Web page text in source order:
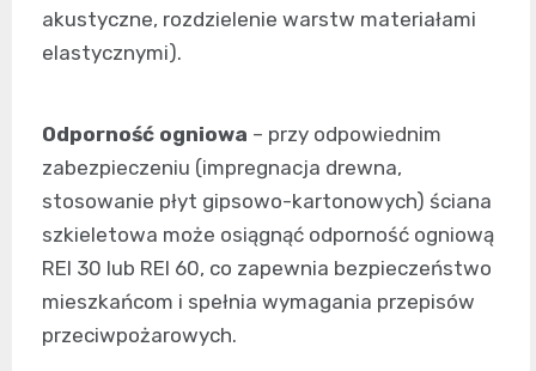
akustyczne, rozdzielenie warstw materiałami
elastycznymi).
Odporność ogniowa – przy odpowiednim
zabezpieczeniu (impregnacja drewna,
stosowanie płyt gipsowo-kartonowych) ściana
szkieletowa może osiągnąć odporność ogniową
REI 30 lub REI 60, co zapewnia bezpieczeństwo
mieszkańcom i spełnia wymagania przepisów
przeciwpożarowych.